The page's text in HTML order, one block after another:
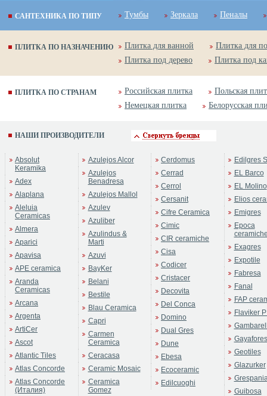
САНТЕХНИКА ПО ТИПУ Тумбы Зеркала Пеналы
ПЛИТКА ПО НАЗНАЧЕНИЮ Плитка для ванной
Плитка для
Плитка под дерево
Плитка под
ПЛИТКА ПО СТРАНАМ Российская плитка
Польская
Немецкая плитка
Белорусская
НАШИ ПРОИЗВОДИТЕЛИ
Absolut
Keramika
Adex
Alaplana
Aleluia
Ceramicas
Almera
Aparici
Apavisa
APE ceramica
Aranda
Ceramicas
Arcana
Argenta
ArtiCer
Ascot
Atlantic Tiles
Atlas Concorde
Atlas Concorde
(Италия)
Azulejos Alcor
Azulejos
Benadresa
Azulejos Mallol
Azulev
Azuliber
Azulindus &
Marti
Azuvi
BayKer
Belani
Bestile
Blau Ceramica
Capri
Carmen
Ceramica
Ceracasa
Ceramic Mosaic
Ceramica
Gomez
Cerdomus
Cerrad
Cerrol
Cersanit
Cifre Ceramica
Cimic
CIR ceramiche
Cisa
Codicer
Cristacer
Decovita
Del Conca
Domino
Dual Gres
Dune
Ebesa
Ecoceramic
Edilcuoghi
Edilgres
EL Barco
EL Molino
Elios
Emigres
Epoca
Exagres
Expotile
Fabresa
Fanal
FAP
Flaviker
Gayafores
Geotiles
Glazurker
Guibosa